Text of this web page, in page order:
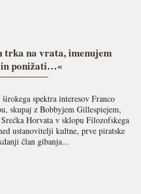
trka na vrata, imenujem
ponižati…«
spektra interesov Franco
skupaj z Bobbyjem Gillespiejem,
Horvata v sklopu Filozofskega
ustanovitelji kultne, prve piratske
član gibanja...